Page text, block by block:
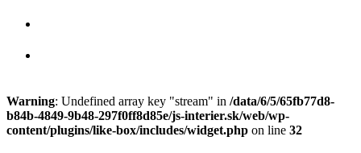
Warning: Undefined array key "stream" in /data/6/5/65fb77d8-
b84b-4849-9b48-297f0ff8d85e/js-interier.sk/web/wp-
content/plugins/like-box/includes/widget.php on line 32